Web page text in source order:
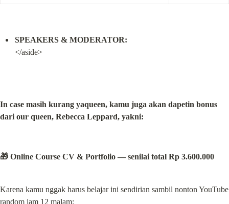
SPEAKERS & MODERATOR:
</aside>
In case masih kurang yaqueen, kamu juga akan dapetin bonus
dari our queen, Rebecca Leppard, yakni:
🎁 Online Course CV & Portfolio — senilai total Rp 3.600.000
Karena kamu nggak harus belajar ini sendirian sambil nonton YouTube
random jam 12 malam: